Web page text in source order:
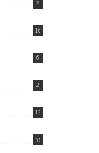
2
16
6
2
12
53